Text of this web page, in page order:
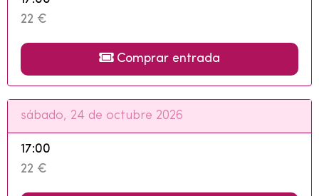
22 €
Comprar entrada
sábado, 24 de octubre 2026
17:00
22 €